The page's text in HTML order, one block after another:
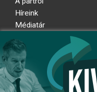
Híreink
Médiatár
Adatkezelési nyilatkozat
Átláthatósági nyilatkozat
Ugrás az oldal tetejére